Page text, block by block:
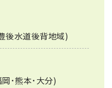
豊後水道後背地域)
･熊本･大分)